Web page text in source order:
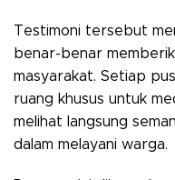
Testimoni tersebut
benar-benar
masyarakat. Setiap
ruang khusus untuk
melihat langsung
dalam melayani warga.